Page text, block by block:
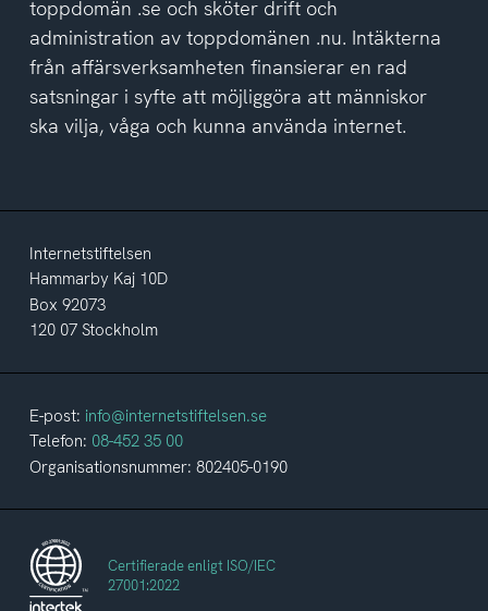
toppdomän .se och sköter drift och
administration av toppdomänen .nu. Intäkterna
från affärsverksamheten finansierar en rad
satsningar i syfte att möjliggöra att människor
ska vilja, våga och kunna använda internet.
Internetstiftelsen
Hammarby Kaj 10D
Box 92073
120 07 Stockholm
E-post: info@internetstiftelsen.se
Telefon: 08-452 35 00
Organisationsnummer: 802405-0190
Certifierade enligt ISO/IEC
27001:2022